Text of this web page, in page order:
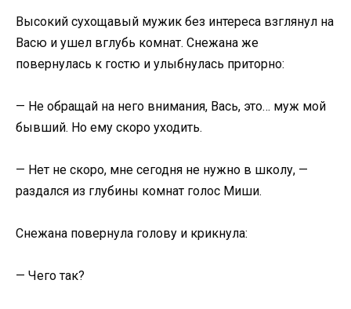
Высокий сухощавый мужик без интереса взглянул на
Васю и ушел вглубь комнат. Снежана же
повернулась к гостю и улыбнулась приторно:
— Не обращай на него внимания, Вась, это… муж мой
бывший. Но ему скоро уходить.
— Нет не скоро, мне сегодня не нужно в школу, —
раздался из глубины комнат голос Миши.
Снежана повернула голову и крикнула:
— Чего так?